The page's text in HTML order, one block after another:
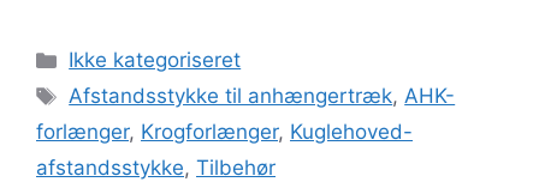
Kategorier
Ikke kategoriseret
Tags
Afstandsstykke til anhængertræk,AHK-
forlænger, Krogforlænger, Kuglehoved-
afstandsstykke, Tilbehør